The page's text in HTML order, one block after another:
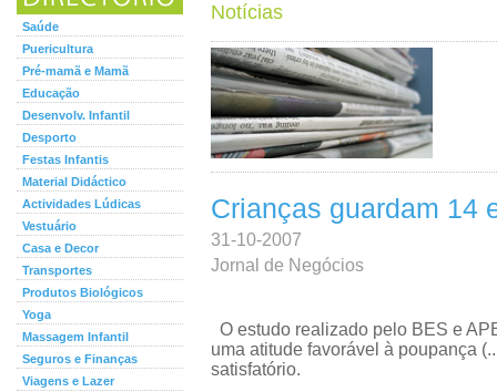
Saúde
Puericultura
Pré-mamã e Mamã
Educação
Desenvolv. Infantil
Desporto
Festas Infantis
Material Didáctico
Actividades Lúdicas
Vestuário
Casa e Decor
Transportes
Produtos Biológicos
Yoga
Massagem Infantil
Seguros e Finanças
Viagens e Lazer
Notícias
Crianças guardam 14
31-10-2007
Jornal de Negócios
O estudo realizado pelo BES e
uma atitude favorável à poupança
satisfatório.